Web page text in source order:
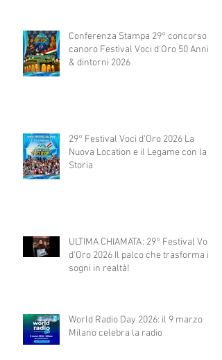
Conferenza Stampa 29° concorso
canoro Festival Voci d'Oro 50 Anni
& dintorni 2026
29° Festival Voci d'Oro 2026 La
Nuova Location e il Legame con la
Storia
ULTIMA CHIAMATA: 29° Festival Voci
d'Oro 2026 Il palco che trasforma i
sogni in realtà!
World Radio Day 2026: il 9 marzo
Milano celebra la radio